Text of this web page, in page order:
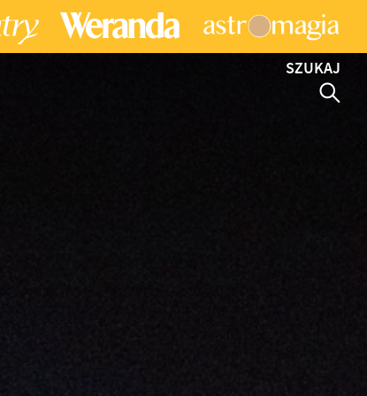
SZUKAJ